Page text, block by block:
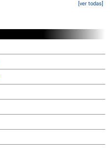
[ver todas]